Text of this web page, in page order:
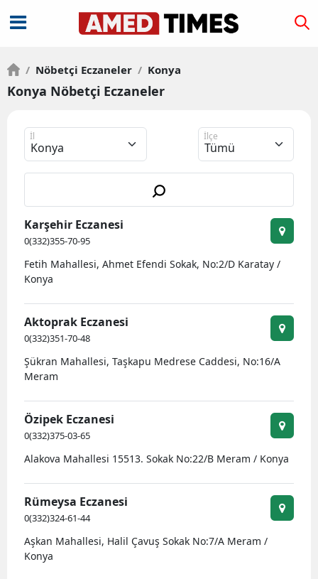
/ Nöbetçi Eczaneler / Konya
Konya Nöbetçi Eczaneler
İl İlçe
Karşehir Eczanesi
0(332)355-70-95
Fetih Mahallesi, Ahmet Efendi Sokak, No:2/D Karatay /
Konya
Aktoprak Eczanesi
0(332)351-70-48
Şükran Mahallesi, Taşkapu Medrese Caddesi, No:16/A
Meram
Özipek Eczanesi
0(332)375-03-65
Alakova Mahallesi 15513. Sokak No:22/B Meram / Konya
Rümeysa Eczanesi
0(332)324-61-44
Aşkan Mahallesi, Halil Çavuş Sokak No:7/A Meram /
Konya